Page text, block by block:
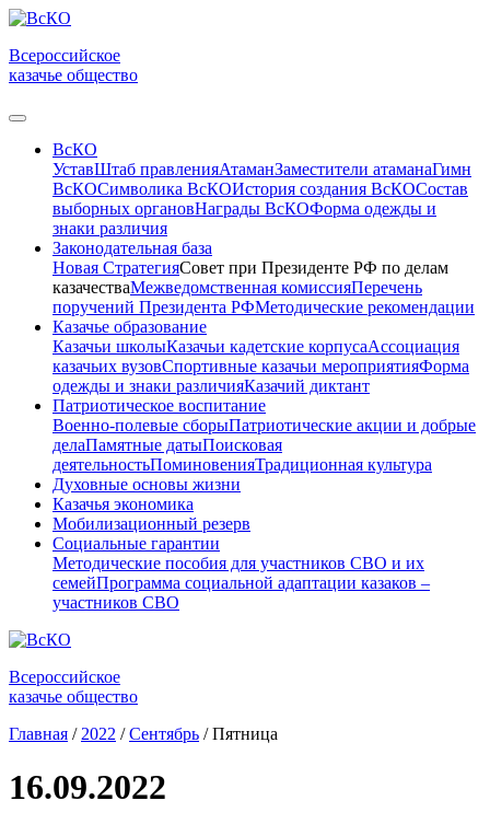
Всероссийское
казачье общество
ВсКО
УставШтаб правленияАтаманЗаместители атаманаГимн
ВсКОСимволика ВсКОИстория создания ВсКОСостав
выборных органовНаграды ВсКОФорма одежды и
знаки различия
Законодательная база
Новая СтратегияСовет при Президенте РФ по делам
казачестваМежведомственная комиссияПеречень
поручений Президента РФМетодические рекомендации
Казачье образование
Казачьи школыКазачьи кадетские корпусаАссоциация
казачьих вузовСпортивные казачьи мероприятияФорма
одежды и знаки различияКазачий диктант
Патриотическое воспитание
Военно-полевые сборыПатриотические акции и добрые
делаПамятные датыПоисковая
деятельностьПоминовенияТрадиционная культура
Духовные основы жизни
Казачья экономика
Мобилизационный резерв
Социальные гарантии
Методические пособия для участников СВО и их
семейПрограмма социальной адаптации казаков –
участников СВО
Всероссийское
казачье общество
Главная / 2022 / Сентябрь /Пятница
16.09.2022